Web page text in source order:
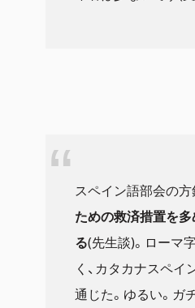
スペイン語部会の方
ための救済措置を
る(先生談)。ローマ
く、カタカナスペイ
通じた。ゆるい。ガ